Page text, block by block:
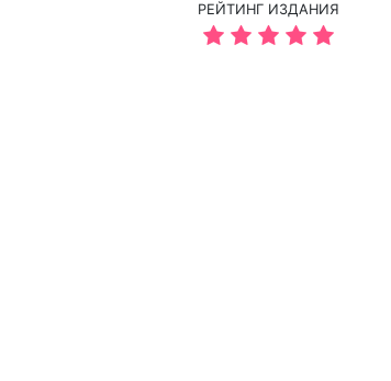
РЕЙТИНГ ИЗДАНИЯ